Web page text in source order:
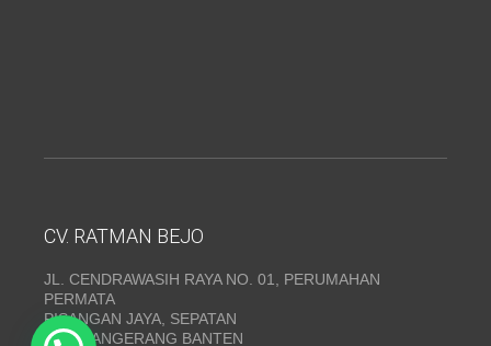
CV. RATMAN BEJO
JL. CENDRAWASIH RAYA NO. 01, PERUMAHAN
PERMATA
PISANGAN JAYA, SEPATAN
KAB. TANGERANG BANTEN